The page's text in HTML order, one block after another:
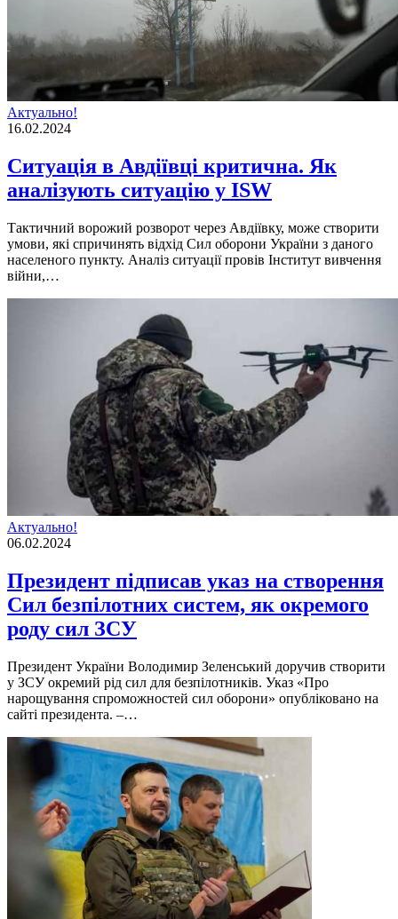
Актуально!
16.02.2024
Ситуація в Авдіївці критична. Як
аналізують ситуацію у ISW
Тактичний ворожий розворот через Авдіївку, може створити
умови, які спричинять відхід Сил оборони України з даного
населеного пункту. Аналіз ситуації провів Інститут вивчення
війни,…
Актуально!
06.02.2024
Президент підписав указ на створення
Сил безпілотних систем, як окремого
роду сил ЗСУ
Президент України Володимир Зеленський доручив створити
у ЗСУ окремий рід сил для безпілотників. Указ «Про
нарощування спроможностей сил оборони» опубліковано на
сайті президента. –…